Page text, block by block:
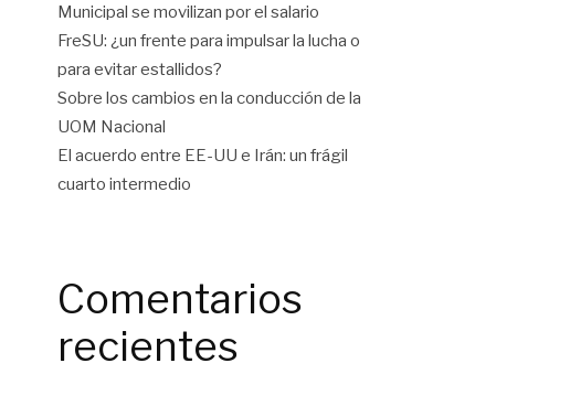
Municipal se movilizan por el salario
FreSU: ¿un frente para impulsar la lucha o
para evitar estallidos?
Sobre los cambios en la conducción de la
UOM Nacional
El acuerdo entre EE-UU e Irán: un frágil
cuarto intermedio
Comentarios
recientes